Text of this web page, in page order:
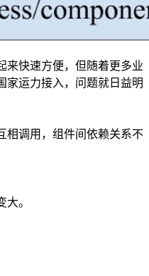
来快速方便，但随着更多业
家运力接入，问题就日益明
相调用，组件间依赖关系不
。